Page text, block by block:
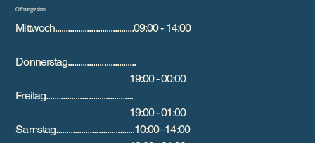
Öffnungszeiten
Mittwoch.....................................09:00 - 14:00
Donnerstag................................
19:00 - 00:00
Freitag.........................................
19:00 - 01:00
Samstag.....................................10:00–14:00